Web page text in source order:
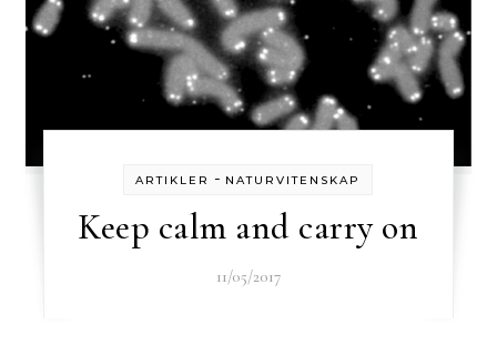
ARTIKLER - NATURVITENSKAP
Keep calm and carry on
11/05/2017